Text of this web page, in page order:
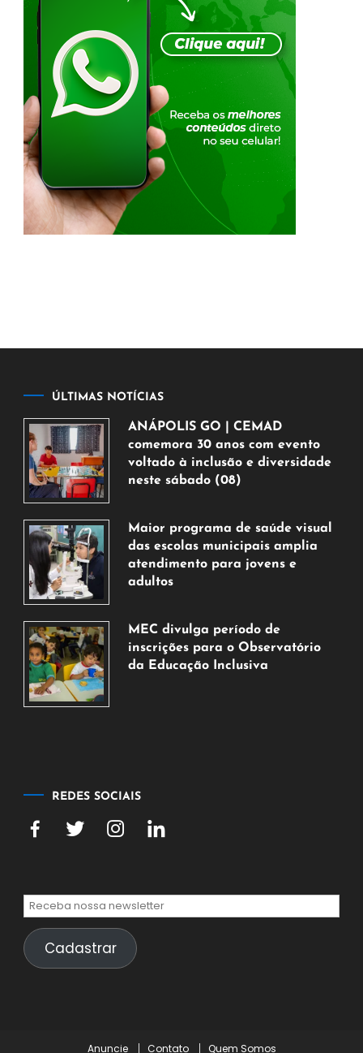
ÚLTIMAS NOTÍCIAS
ANÁPOLIS GO | CEMAD
comemora 30 anos com evento
voltado à inclusão e diversidade
neste sábado (08)
de
agosto
de
2026
Maior programa de saúde visual
das escolas municipais amplia
atendimento para jovens e
adultos
de
agosto
de
MEC divulga período de
inscrições para o Observatório
da Educação Inclusiva
REDES SOCIAIS
Cadastrar
Anuncie Contato Quem Somos